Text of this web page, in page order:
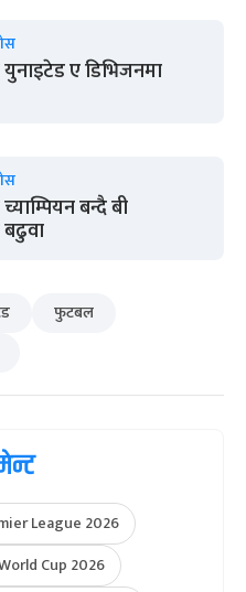
युनाइटेड ए डिभिजनमा
बन्दै बी
फुटबल
League 2026
Cup 2026